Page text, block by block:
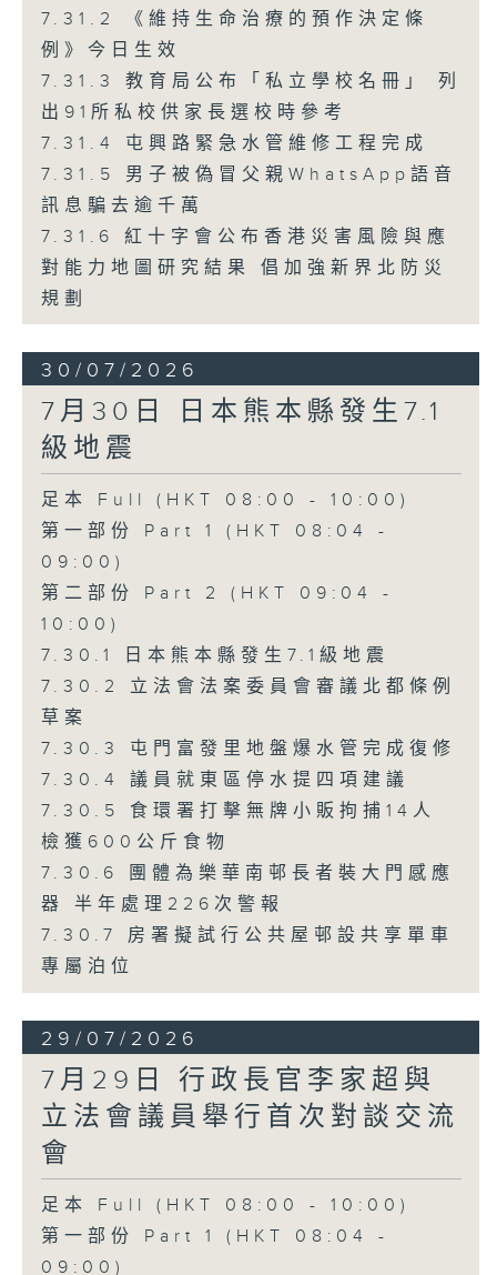
7.31.2 《維持生命治療的預作決定條
例》今日生效
7.31.3 教育局公布「私立學校名冊」 列
出91所私校供家長選校時參考
7.31.4 屯興路緊急水管維修工程完成
7.31.5 男子被偽冒父親WhatsApp語音
訊息騙去逾千萬
7.31.6 紅十字會公布香港災害風險與應
對能力地圖研究結果 倡加強新界北防災
規劃
30/07/2026
7月30日 日本熊本縣發生7.1
級地震
足本 Full (HKT 08:00 - 10:00)
第一部份 Part 1 (HKT 08:04 -
09:00)
第二部份 Part 2 (HKT 09:04 -
10:00)
7.30.1 日本熊本縣發生7.1級地震
7.30.2 立法會法案委員會審議北都條例
草案
7.30.3 屯門富發里地盤爆水管完成復修
7.30.4 議員就東區停水提四項建議
7.30.5 食環署打擊無牌小販拘捕14人
檢獲600公斤食物
7.30.6 團體為樂華南邨長者裝大門感應
器 半年處理226次警報
7.30.7 房署擬試行公共屋邨設共享單車
專屬泊位
29/07/2026
7月29日 行政長官李家超與
立法會議員舉行首次對談交流
會
足本 Full (HKT 08:00 - 10:00)
第一部份 Part 1 (HKT 08:04 -
09:00)